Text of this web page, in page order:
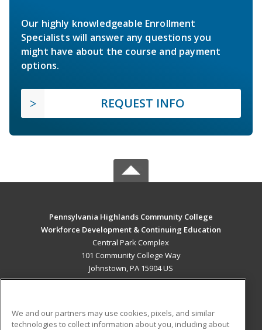
Our highly knowledgeable Enrollment
Specialists will answer any questions you
might have about the course and payment
options.
REQUEST INFO
Pennsylvania Highlands Community College
Workforce Development & Continuing Education
Central Park Complex
101 Community College Way
Johnstown, PA 15904 US
We and our partners may use cookies, pixels, and similar
technologies to collect information about you, including about